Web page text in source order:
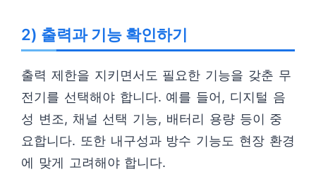
2) 출력과 기능 확인하기
출력 제한을 지키면서도 필요한 기능을 갖춘 무
전기를 선택해야 합니다. 예를 들어, 디지털 음
성 변조, 채널 선택 기능, 배터리 용량 등이 중
요합니다. 또한 내구성과 방수 기능도 현장 환경
에 맞게 고려해야 합니다.